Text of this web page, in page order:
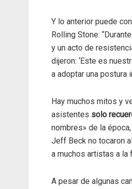
Y lo anterior puede
Rolling Stone:
y un acto de
dijeron: ‘Este es
a adoptar una postura
Hay muchos mitos y
asistentes solo
nombres» de la
Jeff Beck no tocaron
a muchos artistas a la
A pesar de algunas